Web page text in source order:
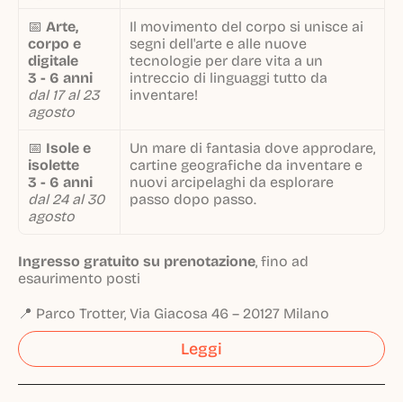
📅 Arte,
corpo e
digitale
3 - 6 anni
dal 17 al 23
agosto
Il movimento del corpo si unisce ai
segni dell'arte e alle nuove
tecnologie per dare vita a un
intreccio di linguaggi tutto da
inventare!
📅 Isole e
isolette
3 - 6 anni
dal 24 al 30
agosto
Un mare di fantasia dove approdare,
cartine geografiche da inventare e
nuovi arcipelaghi da esplorare
passo dopo passo.
Ingresso gratuito su prenotazione, fino ad
esaurimento posti
📍 Parco Trotter, Via Giacosa 46 – 20127 Milano
Leggi